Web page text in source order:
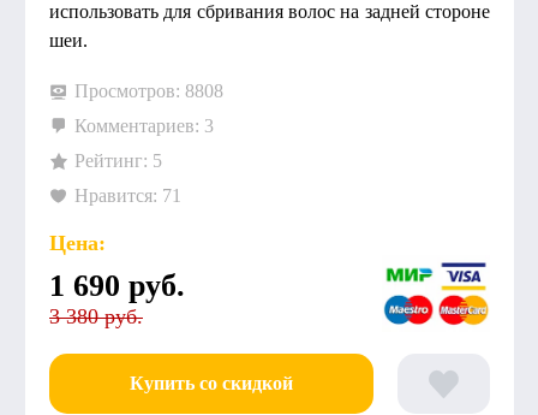
использовать для сбривания волос на задней стороне
шеи.
Просмотров: 8808
Комментариев: 3
Рейтинг: 5
Нравится: 71
Цена:
1 690 руб.
3 380 руб.
Купить со скидкой